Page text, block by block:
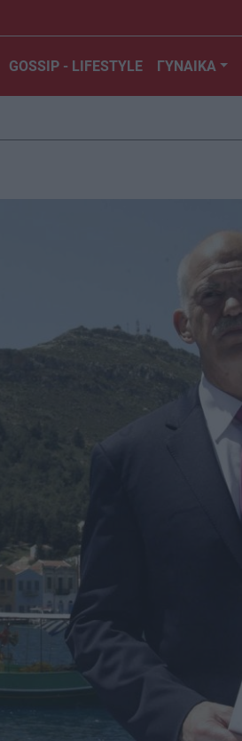
GOSSIP - LIFESTYLE ΓΥΝΑΙΚΑ